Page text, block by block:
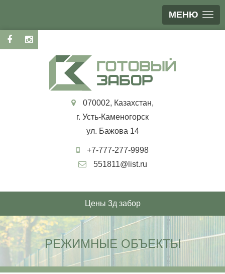
МЕНЮ
070002, Казахстан,
г. Усть-Каменогорск
ул. Бажова 14
+7-777-277-9998
551811@list.ru
Цены 3д забор
РЕЖИМНЫЕ ОБЪЕКТЫ